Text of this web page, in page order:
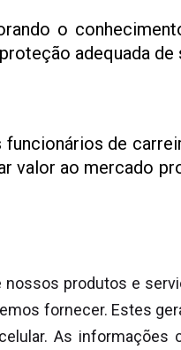
o
adequada de
de
valor ao mercado
nossos produtos e
fornecer. Estes
As informações